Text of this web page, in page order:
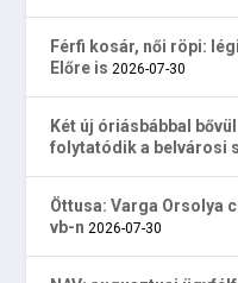
Férfi kosár, női röpi:
Előre is 2026-07-30
Két új óriásbábbal
folytatódik a belvárosi
Öttusa: Varga Orsolya
vb-n 2026-07-30